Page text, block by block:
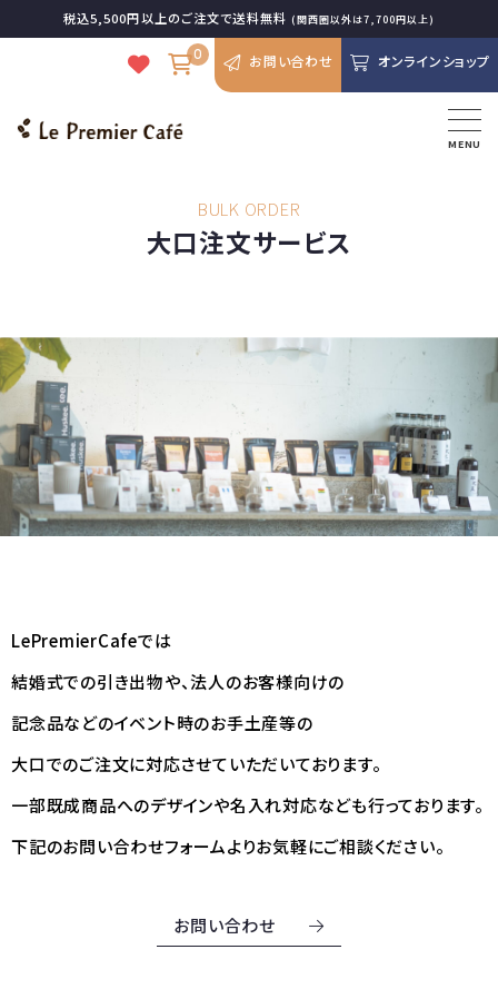
税込5,500円以上のご注文で送料無料 (関西圏以外は7,700円以上)
0 お問い合わせ オンラインショップ
MENU
BULK ORDER
大口注文サービス
LePremierCafeでは
結婚式での引き出物や、法人のお客様向けの
記念品などのイベント時のお手土産等の
大口でのご注文に対応させていただいております。
一部既成商品へのデザインや名入れ対応なども行っております。
下記のお問い合わせフォームよりお気軽にご相談ください。
お問い合わせ